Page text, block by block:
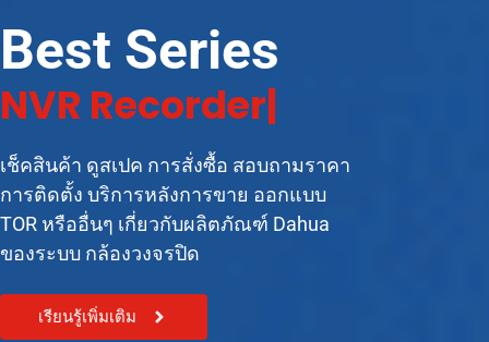
Best Series
C|
เช็คสินค้า ดูสเปค การสั่งซื้อ สอบถามราคา
การติดตั้ง บริการหลังการขาย ออกแบบ
TOR หรืออื่นๆ เกี่ยวกับผลิตภัณฑ์ Dahua
ของระบบ กล้องวงจรปิด
เรียนรู้เพิ่มเติม